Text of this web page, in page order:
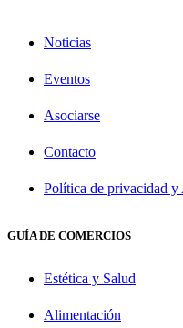
Noticias
Eventos
Asociarse
Contacto
Política de privacidad y
GUÍA DE COMERCIOS
Estética y Salud
Alimentación